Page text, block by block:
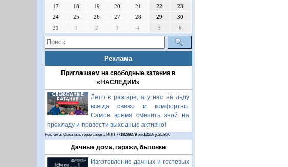
17
18 19 20 21 22
23
24
25 26 27 28 29
30
31
1 2 3 4 5 6
Реклама
Приглашаем на свободные катания в
«НАСЛЕДИИ»
Лето в разгаре, а у нас на льду
всегда свежо и комфортно.
Самое время сменить зной на
прохладу и провести выходные активно!
Реклама: Союз мастеров спорта ИНН 7718289279 erid:2SDnje2Eh6K
Дачные дома, гаражи, бытовки
Изготовление дачных и гостевых